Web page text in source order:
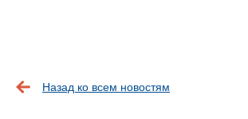
Назад ко всем новостям